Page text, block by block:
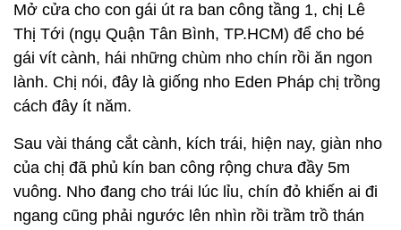
Mở cửa cho con gái út ra ban công tầng 1, chị Lê
Thị Tới (ngụ Quận Tân Bình, TP.HCM) để cho bé
gái vít cành, hái những chùm nho chín rồi ăn ngon
lành. Chị nói, đây là giống nho Eden Pháp chị trồng
cách đây ít năm.
Sau vài tháng cắt cành, kích trái, hiện nay, giàn nho
của chị đã phủ kín ban công rộng chưa đầy 5m
vuông. Nho đang cho trái lúc lỉu, chín đỏ khiến ai đi
ngang cũng phải ngước lên nhìn rồi trầm trồ thán